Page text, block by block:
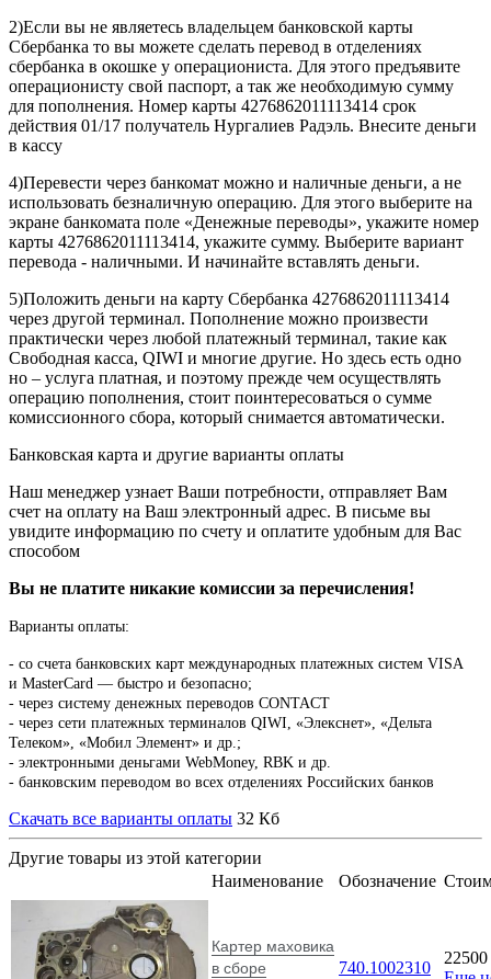
2)Если вы не являетесь владельцем банковской карты
Сбербанка то вы можете сделать перевод в отделениях
сбербанка в окошке у операциониста. Для этого предъявите
операционисту свой паспорт, а так же необходимую сумму
для пополнения. Номер карты 4276862011113414 срок
действия 01/17 получатель Нургалиев Радэль. Внесите деньги
в кассу
4)Перевести через банкомат можно и наличные деньги, а не
использовать безналичную операцию. Для этого выберите на
экране банкомата поле «Денежные переводы», укажите номер
карты 4276862011113414, укажите сумму. Выберите вариант
перевода - наличными. И начинайте вставлять деньги.
5)Положить деньги на карту Сбербанка 4276862011113414
через другой терминал. Пополнение можно произвести
практически через любой платежный терминал, такие как
Свободная касса, QIWI и многие другие. Но здесь есть одно
но – услуга платная, и поэтому прежде чем осуществлять
операцию пополнения, стоит поинтересоваться о сумме
комиссионного сбора, который снимается автоматически.
Банковская карта и другие варианты оплаты
Наш менеджер узнает Ваши потребности, отправляет Вам
счет на оплату на Ваш электронный адрес. В письме вы
увидите информацию по счету и оплатите удобным для Вас
способом
Вы не платите никакие комиссии за перечисления!
Варианты оплаты:
- со счета банковских карт международных платежных систем VISA
и MasterCard — быстро и безопасно;
- через систему денежных переводов CONTACT
- через сети платежных терминалов QIWI, «Элекснет», «Дельта
Телеком», «Мобил Элемент» и др.;
- электронными деньгами WebMoney, RBK и др.
- банковским переводом во всех отделениях Российских банков
Скачать все варианты оплаты 32 Кб
Другие товары из этой категории
Наименование
Обозначение
Картер маховика
в сборе
740.1002310
22500